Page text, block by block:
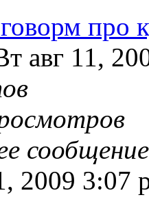
про
авг 11,
2009 3:07